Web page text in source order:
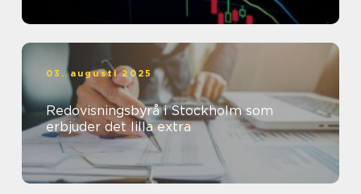
03. augusti 2025
Redovisningsbyrå i Stockholm som
erbjuder det lilla extra